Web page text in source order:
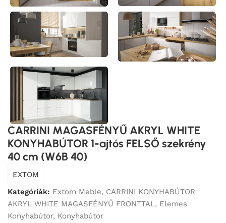
CARRINI MAGASFÉNYŰ AKRYL WHITE
KONYHABÚTOR 1-ajtós FELSŐ szekrény
40 cm (W6B 40)
EXTOM
Kategóriák: Extom Meble, CARRINI KONYHABÚTOR
AKRYL WHITE MAGASFÉNYŰ FRONTTAL, Elemes
Konyhabútor, Konyhabútor